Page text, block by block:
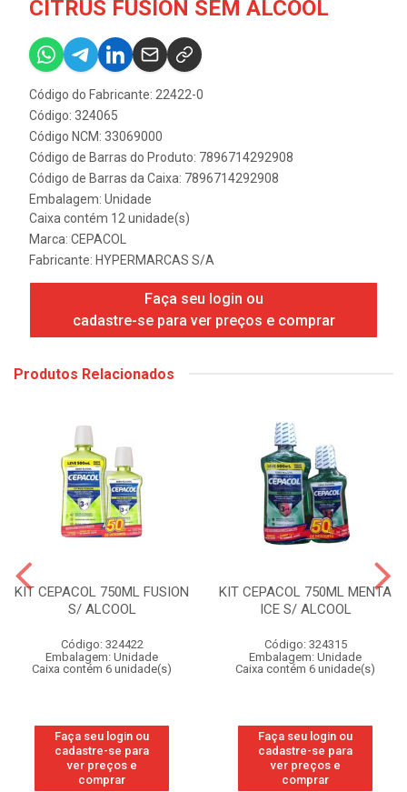
CITRUS FUSION SEM ALCOOL
Código do Fabricante: 22422-0
Código: 324065
Código NCM: 33069000
Código de Barras do Produto: 7896714292908
Código de Barras da Caixa: 7896714292908
Embalagem: Unidade
Caixa contém 12 unidade(s)
Marca: CEPACOL
Fabricante: HYPERMARCAS S/A
Faça seu login ou
cadastre-se para ver preços e comprar
Produtos Relacionados
KIT CEPACOL 750ML FUSION
S/ ALCOOL
Código: 324422
Embalagem: Unidade
Caixa contém 6 unidade(s)
Faça seu login ou
cadastre-se para
ver preços e
comprar
KIT CEPACOL 750ML MENTA
ICE S/ ALCOOL
Código: 324315
Embalagem: Unidade
Caixa contém 6 unidade(s)
Faça seu login ou
cadastre-se para
ver preços e
comprar